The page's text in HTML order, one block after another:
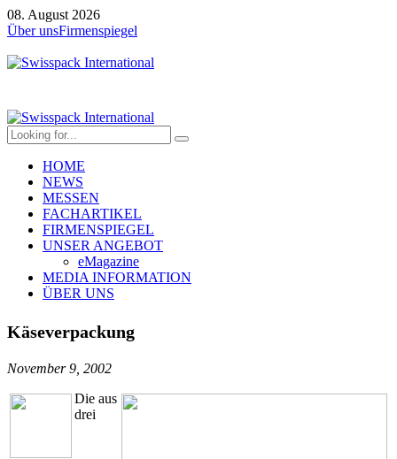
08. August 2026
Über unsFirmenspiegel
HOME
NEWS
MESSEN
FACHARTIKEL
FIRMENSPIEGEL
UNSER ANGEBOT
eMagazine
MEDIA INFORMATION
ÜBER UNS
Käseverpackung
November 9, 2002
Die aus
drei